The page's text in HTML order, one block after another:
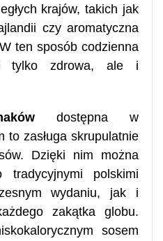
krajów, takich jak
czy aromatyczna
ten sposób codzienna
tylko zdrowa, ale i
dostępna w
to zasługa skrupulatnie
Dzięki nim można
polskimi
wydaniu, jak i
zakątka globu.
sosem